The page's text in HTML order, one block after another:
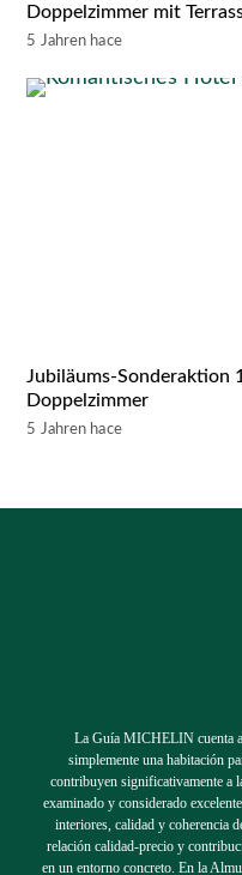
Doppelzimmer mit
5 Jahren hace
Jubiläums-Sonderaktion
Doppelzimmer
5 Jahren hace
La Guía MICHELIN cuenta
simplemente una habitación
contribuyen significativamente a
examinado y considerado
interiores, calidad y coherencia
relación calidad-precio y
en un entorno concreto. En la